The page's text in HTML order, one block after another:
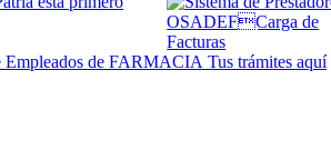
Tus trámites aquí